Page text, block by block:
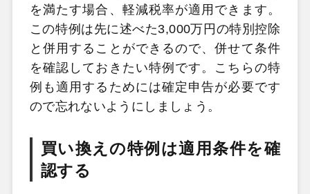
を満たす場合、軽減税率が適用できます。
この特例は先に述べた3,000万円の特別控除
と併用することができるので、併せて条件
を確認しておきたい特例です。こちらの特
例も適用するためには確定申告が必要です
ので忘れないようにしましょう。
買い換えの特例は適用条件を確
認する